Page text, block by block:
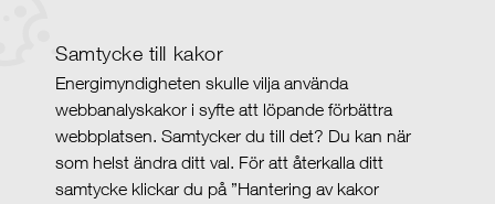
Samtycke till kakor
Energimyndigheten skulle vilja använda
webbanalyskakor i syfte att löpande förbättra
webbplatsen. Samtycker du till det? Du kan när
som helst ändra ditt val. För att återkalla ditt
samtycke klickar du på ”Hantering av kakor